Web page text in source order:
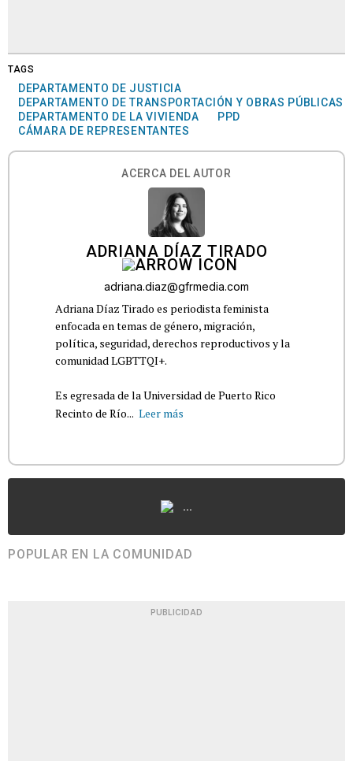
TAGS
DEPARTAMENTO DE JUSTICIA
DEPARTAMENTO DE TRANSPORTACIÓN Y OBRAS PÚBLICAS
DEPARTAMENTO DE LA VIVIENDA
PPD
CÁMARA DE REPRESENTANTES
ACERCA DEL AUTOR
ADRIANA DÍAZ TIRADO
adriana.diaz@gfrmedia.com
Adriana Díaz Tirado es periodista feminista
enfocada en temas de género, migración,
política, seguridad, derechos reproductivos y la
comunidad LGBTTQI+.
Es egresada de la Universidad de Puerto Rico
Recinto de Río... Leer más
...
POPULAR EN LA COMUNIDAD
PUBLICIDAD